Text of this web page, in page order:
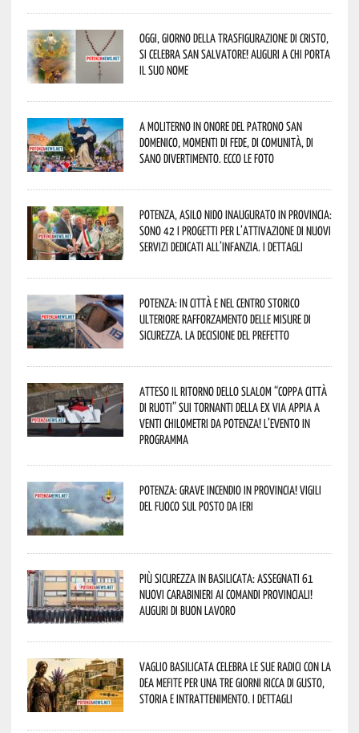
Oggi, giorno della Trasfigurazione di Cristo,
si celebra San Salvatore! Auguri a chi porta
il suo nome
A Moliterno in onore del Patrono San
Domenico, momenti di fede, di comunità, di
sano divertimento. Ecco le foto
Potenza, asilo nido inaugurato in provincia:
sono 42 i progetti per l’attivazione di nuovi
servizi dedicati all’infanzia. I dettagli
Potenza: in città e nel centro storico
ulteriore rafforzamento delle misure di
sicurezza. La decisione del Prefetto
Atteso il ritorno dello slalom “Coppa Città
di Ruoti” sui tornanti della ex via Appia a
venti chilometri da Potenza! L’evento in
programma
Potenza: grave incendio in Provincia! Vigili
del fuoco sul posto da ieri
Più sicurezza in Basilicata: assegnati 61
nuovi Carabinieri ai Comandi provinciali!
Auguri di buon lavoro
Vaglio Basilicata celebra le sue radici con la
Dea Mefite per una tre giorni ricca di gusto,
storia e intrattenimento. I dettagli